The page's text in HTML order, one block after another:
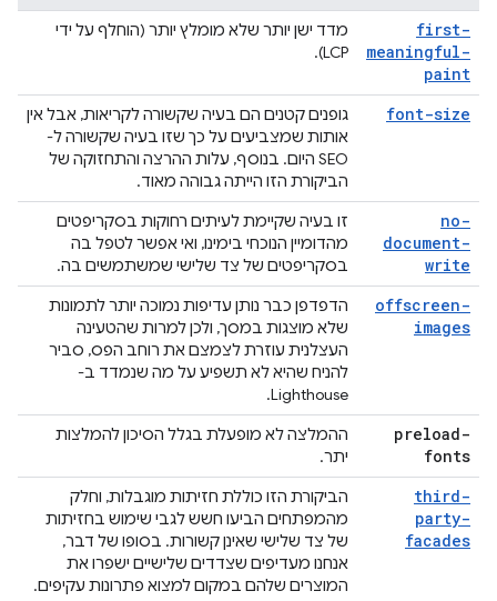
first-
meaningful-
paint
מדד ישן יותר שלא מומלץ יותר (הוחלף על ידי
LCP).
font-size
גופנים קטנים הם בעיה שקשורה לקריאות, אבל אין
אותות שמצביעים על כך שזו בעיה שקשורה ל-
SEO היום. בנוסף, עלות ההרצה והתחזוקה של
הביקורת הזו הייתה גבוהה מאוד.
no-
document-
write
זו בעיה שקיימת לעיתים רחוקות בסקריפטים
מהדומיין הנוכחי בימינו, ואי אפשר לטפל בה
בסקריפטים של צד שלישי שמשתמשים בה.
offscreen-
images
הדפדפן כבר נותן עדיפות נמוכה יותר לתמונות
שלא מוצגות במסך, ולכן למרות שהטעינה
העצלנית עוזרת לצמצם את רוחב הפס, סביר
להניח שהיא לא תשפיע על מה שנמדד ב-
Lighthouse.
preload-
fonts
ההמלצה לא מופעלת בגלל הסיכון להמלצות
יתר.
third-
party-
facades
הביקורת הזו כוללת חזיתות מוגבלות, וחלק
מהמפתחים הביעו חשש לגבי שימוש בחזיתות
של צד שלישי שאינן קשורות. בסופו של דבר,
אנחנו מעדיפים שצדדים שלישיים ישפרו את
המוצרים שלהם במקום למצוא פתרונות עקיפים.